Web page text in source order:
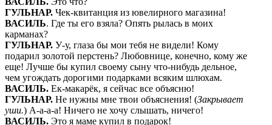
ГУЛЬНАР. Чек-квитанция из ювелирного магазина!
ВАСИЛЬ. Где ты его взяла? Опять рылась в моих
карманах?
ГУЛЬНАР. У-у, глаза бы мои тебя не видели! Кому
подарил золотой перстень? Любовнице, конечно, кому же
еще! Лучше бы купил своему сыну что-нибудь дельное,
чем угождать дорогими подарками всяким шлюхам.
ВАСИЛЬ. Ек-макарёк, я сейчас все объясню!
ГУЛЬНАР. Не нужны мне твои объяснения! (Закрывает
уши.) А-а-а-а! Ничего не хочу слышать, ничего!
ВАСИЛЬ. Это я маме купил в подарок!